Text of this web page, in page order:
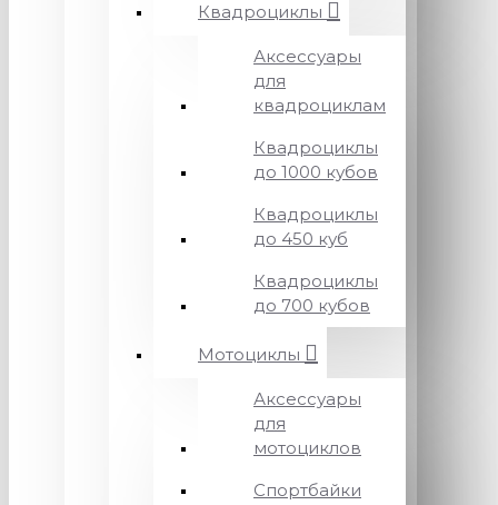
Квадроциклы
Аксессуары
для
квадроциклам
Квадроциклы
до 1000 кубов
Квадроциклы
до 450 куб
Квадроциклы
до 700 кубов
Мотоциклы
Аксессуары
для
мотоциклов
Спортбайки